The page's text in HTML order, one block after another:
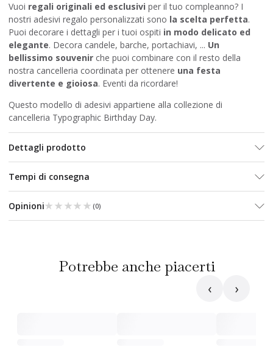
Vuoi regali originali ed esclusivi per il tuo compleanno? I
nostri adesivi regalo personalizzati sono la scelta perfetta.
Puoi decorare i dettagli per i tuoi ospiti in modo delicato ed
elegante. Decora candele, barche, portachiavi, ... Un
bellissimo souvenir che puoi combinare con il resto della
nostra cancelleria coordinata per ottenere una festa
divertente e gioiosa. Eventi da ricordare!
Questo modello di adesivi appartiene alla collezione di
cancelleria Typographic Birthday Day.
Dettagli prodotto
Tempi di consegna
Opinioni★★★★★
★★★★★ (0)
Potrebbe anche piacerti
‹ ›